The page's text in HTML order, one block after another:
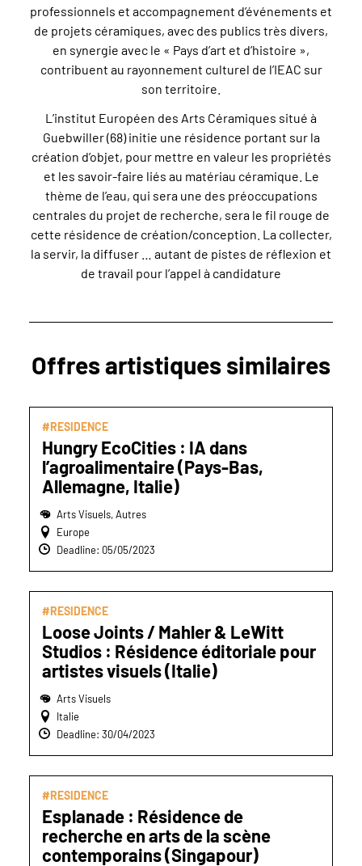
professionnels et accompagnement d’événements et
de projets céramiques, avec des publics très divers,
en synergie avec le « Pays d’art et d’histoire »,
contribuent au rayonnement culturel de l’IEAC sur
son territoire.
L’institut Européen des Arts Céramiques situé à
Guebwiller (68) initie une résidence portant sur la
création d’objet, pour mettre en valeur les propriétés
et les savoir-faire liés au matériau céramique. Le
thème de l’eau, qui sera une des préoccupations
centrales du projet de recherche, sera le fil rouge de
cette résidence de création/conception. La collecter,
la servir, la diffuser … autant de pistes de réflexion et
de travail pour l’appel à candidature
Offres artistiques similaires
#RESIDENCE
Hungry EcoCities : IA dans
l’agroalimentaire (Pays-Bas,
Allemagne, Italie)
Arts Visuels, Autres
Europe
Deadline: 05/05/2023
#RESIDENCE
Loose Joints / Mahler & LeWitt
Studios : Résidence éditoriale pour
artistes visuels (Italie)
Arts Visuels
Italie
Deadline: 30/04/2023
#RESIDENCE
Esplanade : Résidence de
recherche en arts de la scène
contemporains (Singapour)